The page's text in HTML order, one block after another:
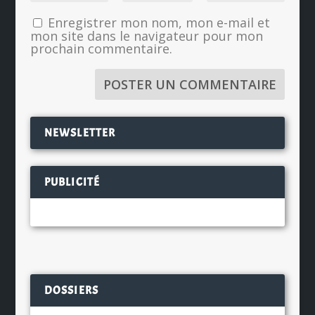
Enregistrer mon nom, mon e-mail et
mon site dans le navigateur pour mon
prochain commentaire.
NEWSLETTER
PUBLICITÉ
DOSSIERS